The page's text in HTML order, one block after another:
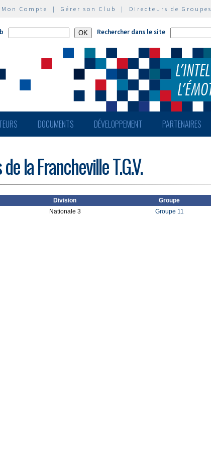
Mon Compte | Gérer son Club | Directeurs de Groupes
Rechercher dans le site
DOCUMENTS DÉVELOPPEMENT PARTENAIRES
la Francheville T.G.V.
Division Groupe
Nationale 3 Groupe 11